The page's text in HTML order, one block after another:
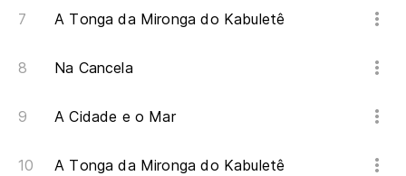
A Tonga da Mironga do Kabuletê
Na Cancela
A Cidade e o Mar
A Tonga da Mironga do Kabuletê